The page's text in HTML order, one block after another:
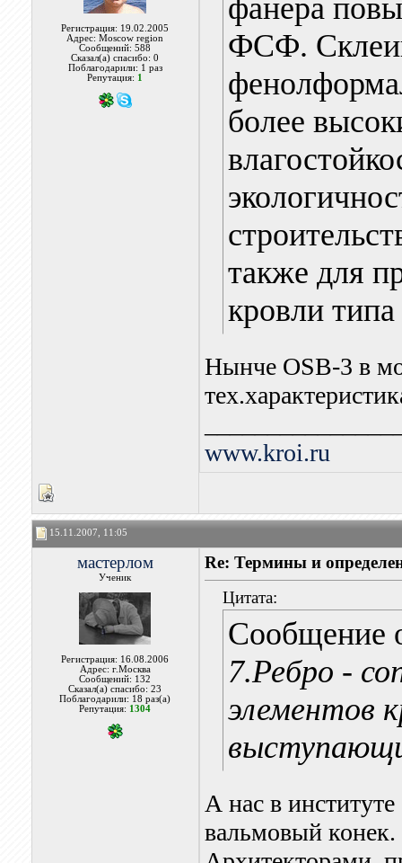
Регистрация: 19.02.2005
Адрес: Moscow region
Сообщений: 588
Сказал(а) спасибо: 0
Поблагодарили: 1 раз
Репутация: 1
фанера
ФСФ.
более
также для
кровли
Нынче OSB-3 в
www.kroi.ru
15.11.2007, 11:05
мастерлом
Ученик
Регистрация: 16.08.2006
Адрес: г.Москва
Сообщений: 132
Сказал(а) спасибо: 23
Поблагодарили: 18 раз(а)
Репутация: 1304
Re: Термины и
Цитата:
Сообщение
7.Ребро -
элементов
А нас в
вальмовый